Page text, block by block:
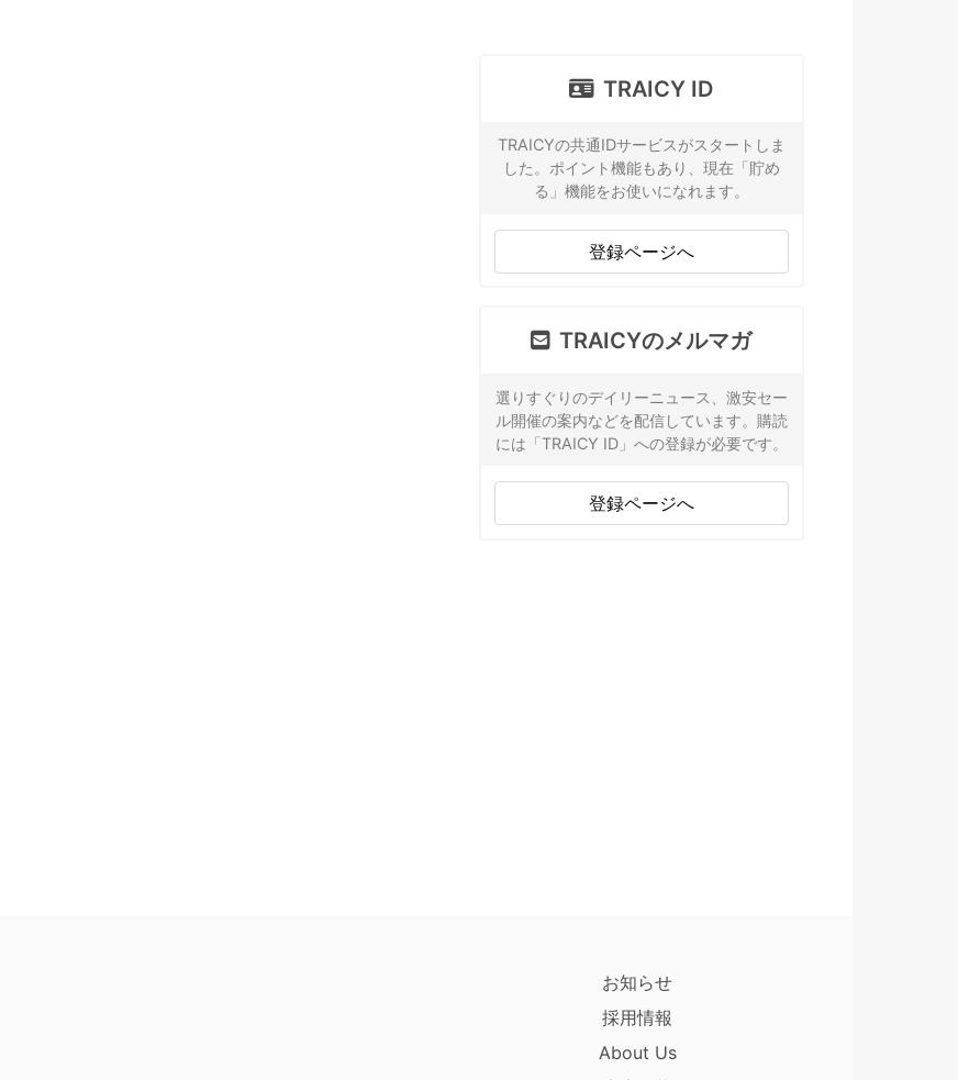
TRAICY ID
TRAICYの共通IDサービスがスタートしま
した。ポイント機能もあり、現在「貯め
る」機能をお使いになれます。
登録ページへ
TRAICYのメルマガ
選りすぐりのデイリーニュース、激安セー
ル開催の案内などを配信しています。購読
には「TRAICY ID」への登録が必要です。
登録ページへ
お知らせ
採用情報
About Us